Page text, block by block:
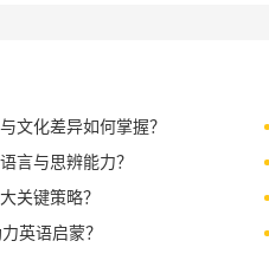
文化差异如何掌握？
言与思辨能力？
关键策略？
英语启蒙？